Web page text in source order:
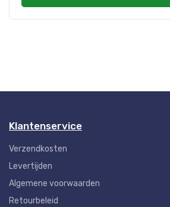
Klantenservice
Verzendkosten
Levertijden
Algemene voorwaarden
Retourbeleid